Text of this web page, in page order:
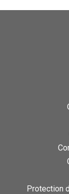
Protection